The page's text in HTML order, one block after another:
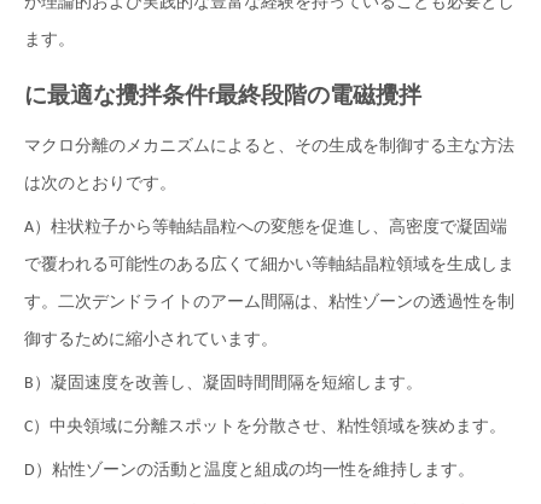
ます。
に最適な攪拌条件f最終段階の電磁攪拌
マクロ分離のメカニズムによると、その生成を制御する主な方法
は次のとおりです。
A）柱状粒子から等軸結晶粒への変態を促進し、高密度で凝固端
で覆われる可能性のある広くて細かい等軸結晶粒領域を生成しま
す。二次デンドライトのアーム間隔は、粘性ゾーンの透過性を制
御するために縮小されています。
B）凝固速度を改善し、凝固時間間隔を短縮します。
C）中央領域に分離スポットを分散させ、粘性領域を狭めます。
D）粘性ゾーンの活動と温度と組成の均一性を維持します。